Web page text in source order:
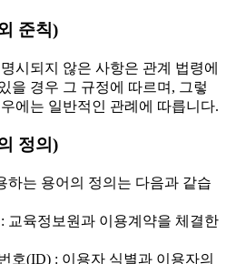
준칙)
시되지 않은 사항은 관계 법령에
을 경우 그 규정에 따르며, 그렇
에는 일반적인 관례에 따릅니다.
정의)
하는 용어의 정의는 다음과 같습
교육정보원과 이용계약을 체결한
호(ID) : 이용자 식별과 이용자의